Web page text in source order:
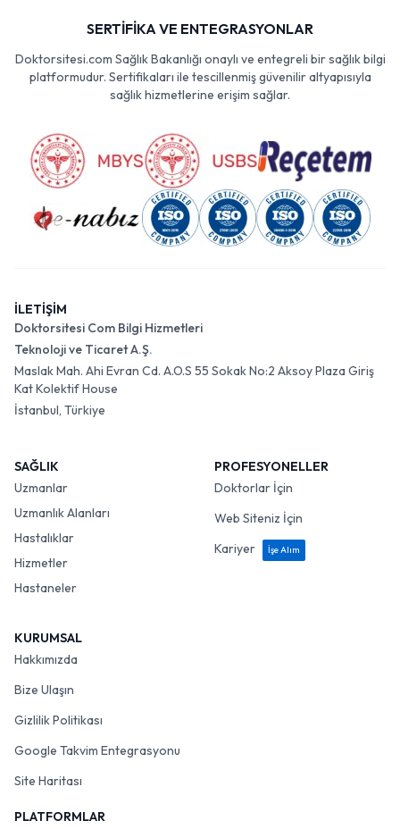
SERTİFİKA VE ENTEGRASYONLAR
Doktorsitesi.com Sağlık Bakanlığı onaylı ve entegreli bir sağlık bilgi
platformudur. Sertifikaları ile tescillenmiş güvenilir altyapısıyla
sağlık hizmetlerine erişim sağlar.
İLETİŞİM
Doktorsitesi Com Bilgi Hizmetleri
Teknoloji ve Ticaret A.Ş.
Maslak Mah. Ahi Evran Cd. A.O.S 55 Sokak No:2 Aksoy Plaza Giriş
Kat Kolektif House
İstanbul, Türkiye
SAĞLIK
Uzmanlar
Uzmanlık Alanları
Hastalıklar
Hizmetler
Hastaneler
PROFESYONELLER
Doktorlar İçin
Web Siteniz İçin
Kariyer
İşe Alım
KURUMSAL
Hakkımızda
Bize Ulaşın
Gizlilik Politikası
Google Takvim Entegrasyonu
Site Haritası
PLATFORMLAR